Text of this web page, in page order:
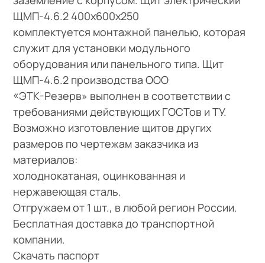
ЩМП-4.6.2 400х600х250
комплектуется монтажной панелью, которая
служит для установки модульного
оборудования или панельного типа. Щит
ЩМП-4.6.2 производства ООО
«ЭТК-Резерв» выполнен в соответствии с
требованиями действующих ГОСТов и ТУ.
Возможно изготовление щитов других
размеров по чертежам заказчика из
материалов:
холоднокатаная, оцинкованная и
нержавеющая сталь.
Отгружаем от 1 шт., в любой регион России.
Бесплатная доставка до транспортной
компании.
Скачать паспорт